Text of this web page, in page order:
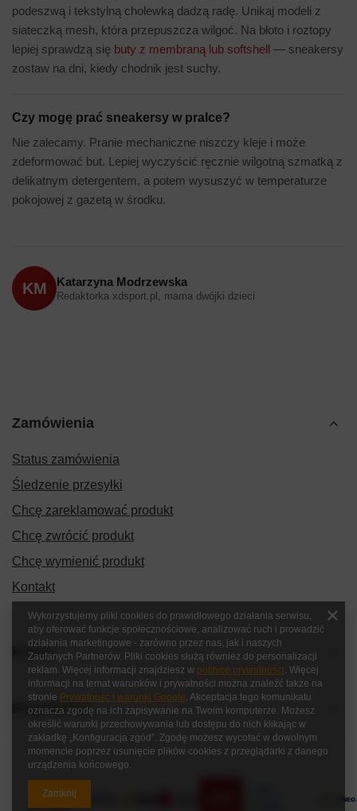
podeszwą i tekstylną cholewką dadzą radę. Unikaj modeli z
siateczką mesh, która przepuszcza wilgoć. Na błoto i roztopy
lepiej sprawdzą się buty z membraną lub softshell — sneakersy
zostaw na dni, kiedy chodnik jest suchy.
Czy mogę prać sneakersy w pralce?
Nie zalecamy. Pranie mechaniczne niszczy kleje i może
zdeformować but. Lepiej wyczyścić ręcznie wilgotną szmatką z
delikatnym detergentem, a potem wysuszyć w temperaturze
pokojowej z gazetą w środku.
KM Katarzyna Modrzewska
Redaktorka xdsport.pl, mama dwójki dzieci
Zamówienia
Status zamówienia
Śledzenie przesyłki
Chcę zareklamować produkt
Chcę zwrócić produkt
Chcę wymienić produkt
Kontakt
Konto
Regulaminy
Wykorzystujemy pliki cookies do prawidłowego działania serwisu,
aby oferować funkcje społecznościowe, analizować ruch i prowadzić
działania marketingowe - zarówno przez nas, jak i naszych
Zaufanych Partnerów. Pliki cookies służą również do personalizacji
reklam. Więcej informacji znajdziesz w polityce prywatności. Więcej
informacji na temat warunków i prywatności można znaleźć także na
stronie Prywatność i warunki Google. Akceptacja tego komunikatu
oznacza zgodę na ich zapisywanie na Twoim komputerze. Możesz
określić warunki przechowywania lub dostępu do nich klikając w
zakładkę „Konfiguracja zgód”. Zgodę możesz wycofać w dowolnym
momencie poprzez usunięcie plików cookies z przeglądarki z danego
urządzenia końcowego.
Zamknij